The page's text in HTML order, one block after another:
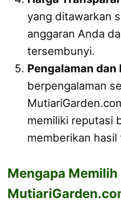
yang ditawarkan
anggaran Anda
tersembunyi.
Pengalaman dan
berpengalaman
memiliki reputasi
memberikan hasil
Mengapa Memilih